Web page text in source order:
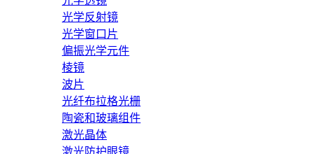
光学反射镜
光学窗口片
偏振光学元件
棱镜
波片
光纤布拉格光栅
陶瓷和玻璃组件
激光晶体
激光防护眼镜